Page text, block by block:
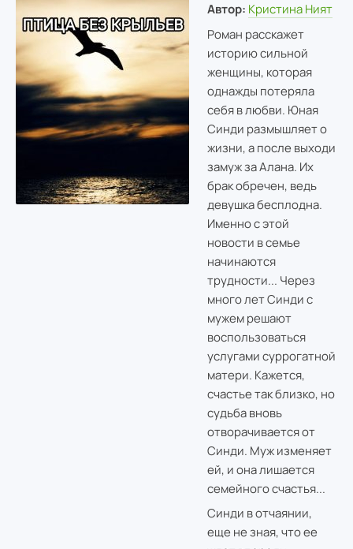
Автор: Кристина Ният
Роман расскажет
историю сильной
женщины, которая
однажды потеряла
себя в любви. Юная
Синди размышляет о
жизни, а после выходи
замуж за Алана. Их
брак обречен, ведь
девушка бесплодна.
Именно с этой
новости в семье
начинаются
трудности... Через
много лет Синди с
мужем решают
воспользоваться
услугами суррогатной
матери. Кажется,
счастье так близко, но
судьба вновь
отворачивается от
Синди. Муж изменяет
ей, и она лишается
семейного счастья...
Синди в отчаянии,
еще не зная, что ее